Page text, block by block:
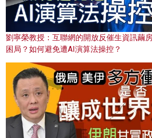
劉寧榮教授：互聯網的開放反催生資訊繭
困局？如何避免遭AI演算法操控？